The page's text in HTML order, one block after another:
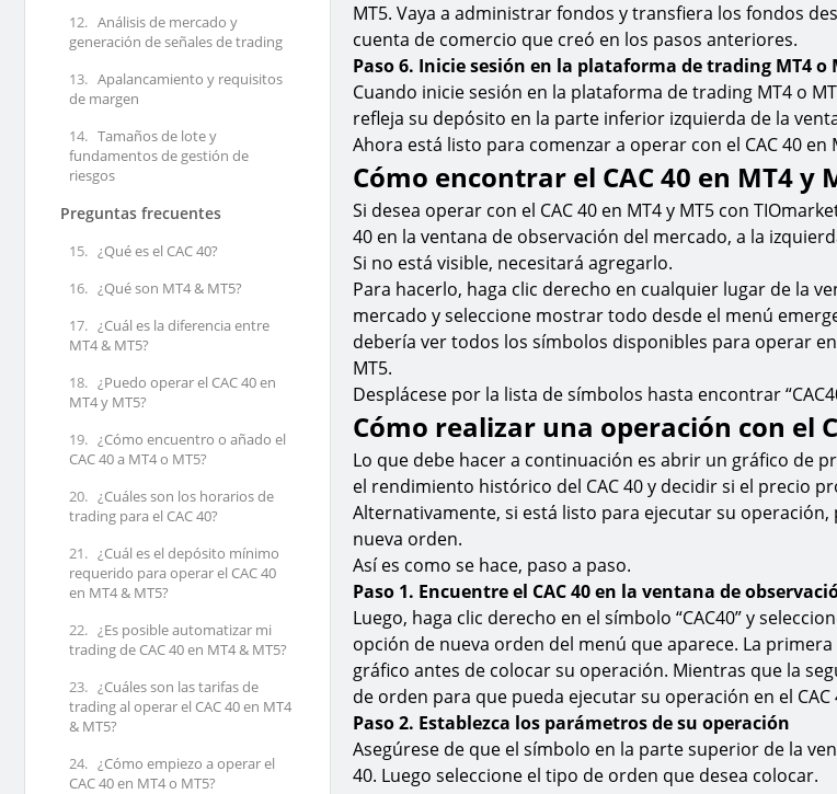
12. Análisis de mercado y
generación de señales de trading
13. Apalancamiento y requisitos
de margen
14. Tamaños de lote y
fundamentos de gestión de
riesgos
Preguntas frecuentes
15. ¿Qué es el CAC 40?
16. ¿Qué son MT4 & MT5?
17. ¿Cuál es la diferencia entre
MT4 & MT5?
18. ¿Puedo operar el CAC 40 en
MT4 y MT5?
19. ¿Cómo encuentro o añado el
CAC 40 a MT4 o MT5?
20. ¿Cuáles son los horarios de
trading para el CAC 40?
21. ¿Cuál es el depósito mínimo
requerido para operar el CAC 40
en MT4 & MT5?
22. ¿Es posible automatizar mi
trading de CAC 40 en MT4 & MT5?
23. ¿Cuáles son las tarifas de
trading al operar el CAC 40 en MT4
& MT5?
24. ¿Cómo empiezo a operar el
CAC 40 en MT4 o MT5?
MT5. Vaya a administrar fondos y transfiera los fondos
cuenta de comercio que creó en los pasos anteriores.
Paso 6. Inicie sesión en la plataforma de trading MT4 o
Cuando inicie sesión en la plataforma de trading MT4 o
refleja su depósito en la parte inferior izquierda de la
Ahora está listo para comenzar a operar con el CAC 40 en
Cómo encontrar el CAC 40 en MT4 y
Si desea operar con el CAC 40 en MT4 y MT5 con
40 en la ventana de observación del mercado, a la
Si no está visible, necesitará agregarlo.
Para hacerlo, haga clic derecho en cualquier lugar de la
mercado y seleccione mostrar todo desde el menú
debería ver todos los símbolos disponibles para operar
MT5.
Desplácese por la lista de símbolos hasta encontrar
Cómo realizar una operación con el
Lo que debe hacer a continuación es abrir un gráfico de
el rendimiento histórico del CAC 40 y decidir si el precio
Alternativamente, si está listo para ejecutar su
nueva orden.
Así es como se hace, paso a paso.
Paso 1. Encuentre el CAC 40 en la ventana de
Luego, haga clic derecho en el símbolo “CAC40” y
opción de nueva orden del menú que aparece. La
gráfico antes de colocar su operación. Mientras que la
de orden para que pueda ejecutar su operación en el CAC
Paso 2. Establezca los parámetros de su operación
Asegúrese de que el símbolo en la parte superior de la
40. Luego seleccione el tipo de orden que desea colocar.